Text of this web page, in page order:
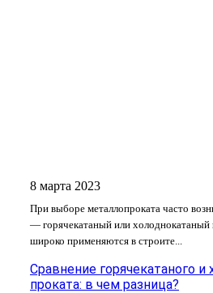
8 марта 2023
При выборе металлопроката часто
— горячекатаный или холоднокатаный
широко применяются в строите...
Сравнение горячекатаного и
проката: в чем разница?